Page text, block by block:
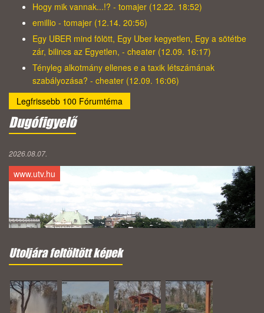
Hogy mik vannak...!? - tomajer (12.22. 18:52)
emillio - tomajer (12.14. 20:56)
Egy UBER mind fölött, Egy Uber kegyetlen, Egy a sötétbe
zár, bilincs az Egyetlen, - cheater (12.09. 16:17)
Tényleg alkotmány ellenes e a taxik létszámának
szabályozása? - cheater (12.09. 16:06)
Legfrissebb 100 Fórumtéma
Dugófigyelő
2026.08.07.
www.utv.hu
Utoljára feltöltött képek